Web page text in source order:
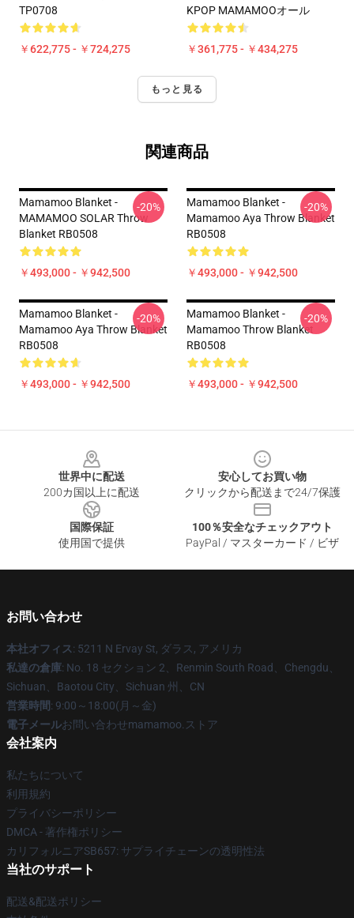
TP0708
￥622,775 - ￥724,275
KPOP MAMAMOOオール
￥361,775 - ￥434,275
もっと見る
関連商品
Mamamoo Blanket -
MAMAMOO SOLAR Throw
Blanket RB0508
￥493,000 - ￥942,500
-20%
Mamamoo Blanket -
Mamamoo Aya Throw Blanket
RB0508
￥493,000 - ￥942,500
-20%
Mamamoo Blanket -
Mamamoo Aya Throw Blanket
RB0508
￥493,000 - ￥942,500
-20%
Mamamoo Blanket -
Mamamoo Throw Blanket
RB0508
￥493,000 - ￥942,500
-20%
世界中に配送
200カ国以上に配送
安心してお買い物
クリックから配送まで24/7保護
国際保証
使用国で提供
100％安全なチェックアウト
PayPal / マスターカード / ビザ
お問い合わせ
本社オフィス: 5211 N Ervay St, ダラス, アメリカ
私達の倉庫: No. 18 セクション 2、Renmin South Road、Chengdu、
Sichuan、Baotou City、Sichuan 州、CN
営業時間: 9:00～18:00(月～金)
電子メールお問い合わせmamamoo.ストア
会社案内
私たちについて
利用規約
プライバシーポリシー
DMCA - 著作権ポリシー
カリフォルニアSB657: サプライチェーンの透明性法
当社のサポート
配送&配送ポリシー